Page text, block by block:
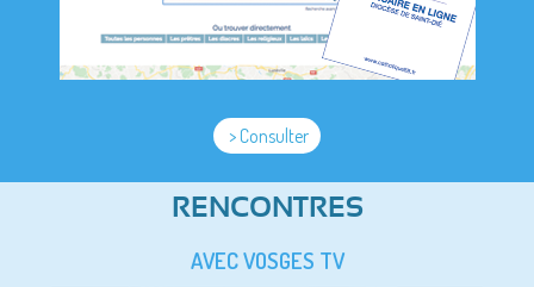
> Consulter
RENCONTRES
AVEC VOSGES TV